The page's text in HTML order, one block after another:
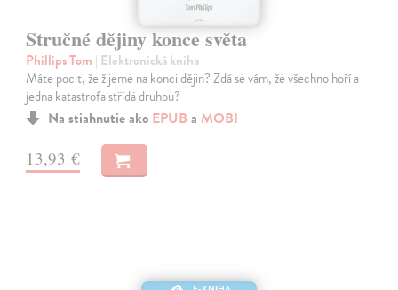
Stručné dějiny konce světa
Phillips Tom | Elektronická kniha
Máte pocit, že žijeme na konci dějin? Zdá se vám, že všechno hoří a
jedna katastrofa střídá druhou?
Na stiahnutie ako EPUB a MOBI
13,93 €